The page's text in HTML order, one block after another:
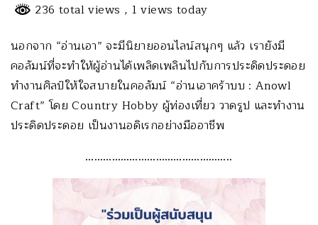
236 total views , 1 views today
นอกจาก “อ่านเอา” จะมีนิยายออนไลน์สนุกๆ แล้ว เรายังมี
คอลัมน์ที่จะทำให้ผู้อ่านได้เพลิดเพลินไปกับการประดิดประดอย
ทำงานศิลป์ให้ใจสบายในคอลัมน์ “อ่านเอาคร้าบบ : Anowl
Craft” โดย Country Hobby ผู้ท่องเที่ยว วาดรูป และทำงาน
ประดิดประดอย เป็นงานอดิเรกอย่างมืออาชีพ
…………………………………………..